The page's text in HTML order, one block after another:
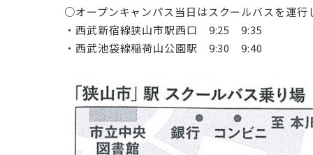
○オープンキャンパス当日はスクールバスを運行
・西武新宿線狭山市駅西口 9:25 9:35
・西武池袋線稲荷山公園駅 9:30 9:40